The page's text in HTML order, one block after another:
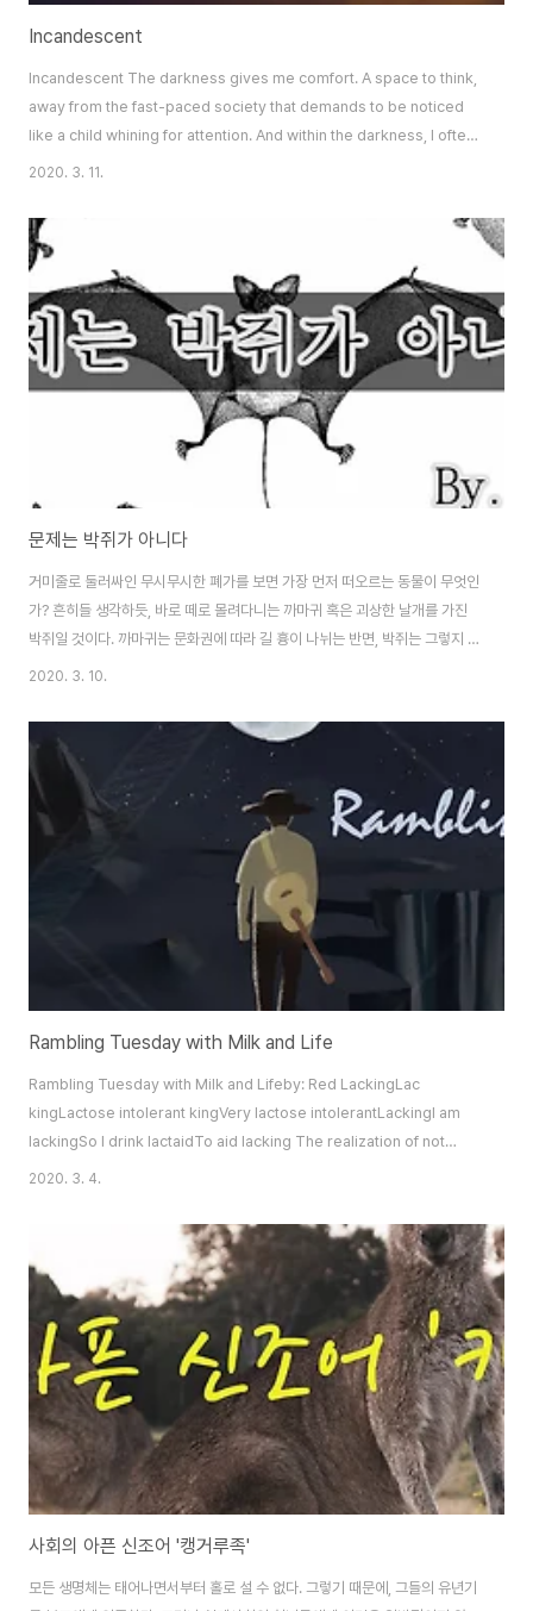
Incandescent
Incandescent The darkness gives me comfort. A space to think,
away from the fast-paced society that demands to be noticed
like a child whining for attention. And within the darkness, I often
spiral down in unending pessimism, afflicted by the world and
to be accepted. Because what of all this lasts, anyway? There’s
something abou..
2020. 3. 11.
문제는 박쥐가 아니다
거미줄로 둘러싸인 무시무시한 폐가를 보면 가장 먼저 떠오르는 동물이 무엇인
가? 흔히들 생각하듯, 바로 떼로 몰려다니는 까마귀 혹은 괴상한 날개를 가진
박쥐일 것이다. 까마귀는 문화권에 따라 길 흉이 나뉘는 반면, 박쥐는 그렇지 않
다. 특이한 생김새 때문에 일반적으로 악명이 자자하기 때문이다. 게다가 이번
러 모으는 대망의 흉조 조(凶兆 鳥)로, 그리고 야생동물을 날것으로 먹는 인간
의 상스럽고 추악한 횡포를 대표하는 상징으로 거듭났다. 박쥐에 대한 혐오감
이 상승함과 동시에 사스부터 에볼라, 메르스, 신종 코로나바이러스 등 21세기
의 주요 감염병을 일으킨 박쥐의 특별한 생물학적 특성이 궁금증을 자아내기도
한다. 그들의 몸에서 시도 때도..
2020. 3. 10.
Rambling Tuesday with Milk and Life
Rambling Tuesday with Milk and Lifeby: Red LackingLac
kingLactose intolerant kingVery lactose intolerantLackingI am
lackingSo I drink lactaidTo aid lacking The realization of not
knowing what to write - being unable to write - is a pitiable
bland and repetitive, in the making by none other than I. Writing
2020. 3. 4.
사회의 아픈 신조어 '캥거루족'
모든 생명체는 태어나면서부터 홀로 설 수 없다. 그렇기 때문에, 그들의 유년기